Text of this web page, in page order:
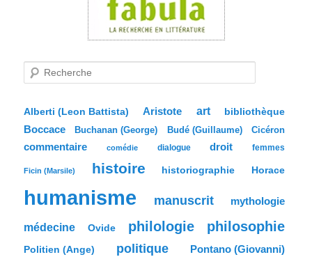
e
c
e
Alberti (Leon Battista) Aristote art bibliothèque
Boccace Buchanan (George) Budé (Guillaume) Cicéron
commentaire comédie dialogue droit femmes
Ficin (Marsile) histoire historiographie Horace
humanisme manuscrit mythologie
médecine Ovide philologie philosophie
Politien (Ange) politique Pontano (Giovanni)